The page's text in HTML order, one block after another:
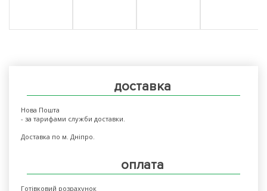
доставка
Нова Пошта
- за тарифами служби доставки.
Доставка по м. Дніпро.
оплата
Готівковий розрахунок